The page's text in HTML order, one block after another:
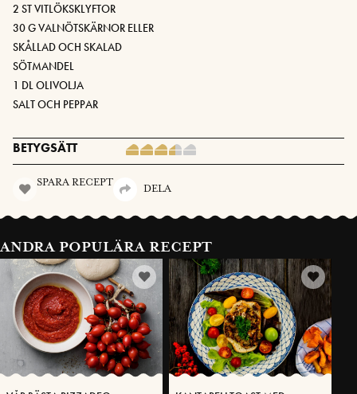
2 ST VITLÖKSKLYFTOR
30 G VALNÖTSKÄRNOR ELLER
SKÅLLAD OCH SKALAD
SÖTMANDEL
1 DL OLIVOLJA
SALT OCH PEPPAR
BETYGSÄTT
SPARA RECEPT
DELA
ANDRA POPULÄRA RECEPT